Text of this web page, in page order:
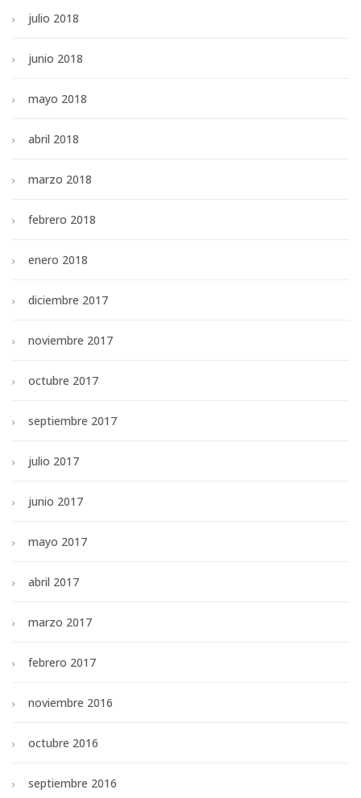
julio 2018
junio 2018
mayo 2018
abril 2018
marzo 2018
febrero 2018
enero 2018
diciembre 2017
noviembre 2017
octubre 2017
septiembre 2017
julio 2017
junio 2017
mayo 2017
abril 2017
marzo 2017
febrero 2017
noviembre 2016
octubre 2016
septiembre 2016